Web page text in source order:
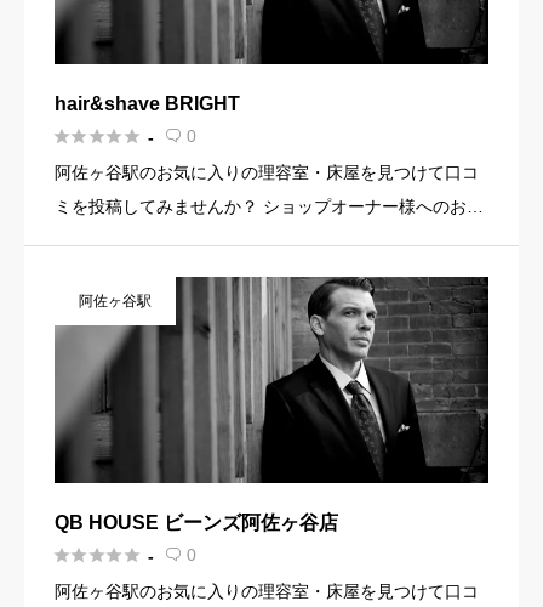
hair&shave BRIGHT
 -  0
阿佐ヶ谷駅のお気に入りの理容室・床屋を見つけて口コ
ミを投稿してみませんか？ ショップオーナー様へのお知
報・イメージ写真・メニュー・PR文章・ホームページリ
ンクなど機能を […]
阿佐ヶ谷駅
QB HOUSE ビーンズ阿佐ヶ谷店
 -  0
阿佐ヶ谷駅のお気に入りの理容室・床屋を見つけて口コ